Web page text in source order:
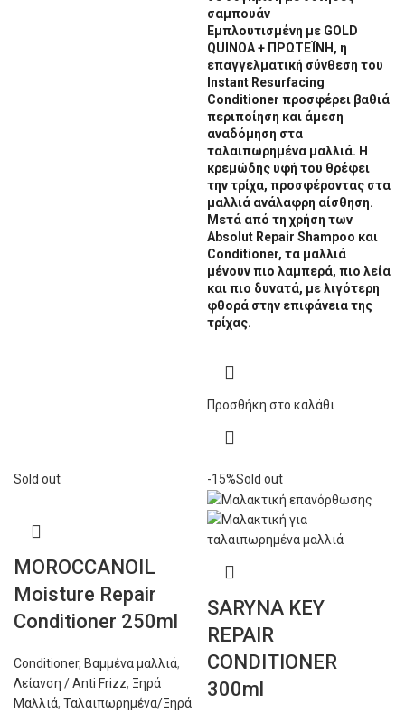
σαμπουάν
Εμπλουτισμένη με GOLD
QUINOA + ΠΡΩΤΕΪΝΗ, η
επαγγελματική σύνθεση του
Instant Resurfacing
Conditioner προσφέρει βαθιά
περιποίηση και άμεση
αναδόμηση στα
ταλαιπωρημένα μαλλιά. Η
κρεμώδης υφή του θρέφει
την τρίχα, προσφέροντας στα
μαλλιά ανάλαφρη αίσθηση.
Μετά από τη χρήση των
Absolut Repair Shampoo και
Conditioner, τα μαλλιά
μένουν πιο λαμπερά, πιο λεία
και πιο δυνατά, με λιγότερη
φθορά στην επιφάνεια της
τρίχας.
Προσθήκη στο καλάθι
Sold out
MOROCCANOIL
Moisture Repair
Conditioner 250ml
Conditioner, Βαμμένα μαλλιά,
Λείανση / Anti Frizz, Ξηρά
Μαλλιά, Ταλαιπωρημένα/Ξηρά
-15%Sold out
SARYNA KEY
REPAIR
CONDITIONER
300ml